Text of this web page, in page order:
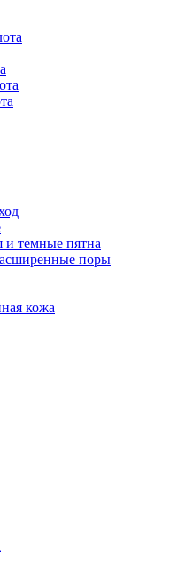
и темные пятна
поры
кожа